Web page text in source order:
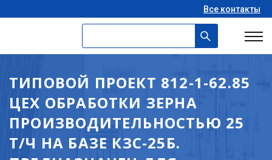
Все контакты
ТИПОВОЙ ПРОЕКТ 812-1-62.85
ЦЕХ ОБРАБОТКИ ЗЕРНА
ПРОИЗВОДИТЕЛЬНОСТЬЮ 25
Т/Ч НА БАЗЕ КЗС-25Б.